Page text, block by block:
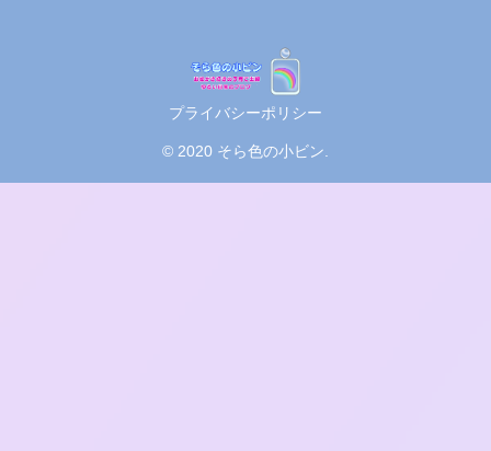
プライバシーポリシー
© 2020 そら色の小ビン.